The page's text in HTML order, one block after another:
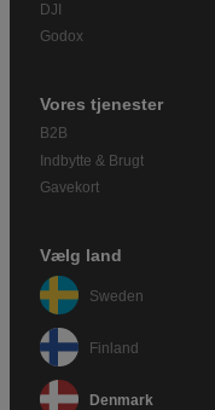
DJI
Godox
Vores tjenester
B2B
Indbytte & Brugt
Gavekort
Vælg land
Sweden
Finland
Denmark